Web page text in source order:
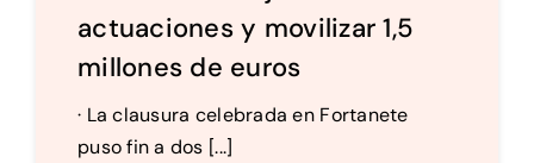
actuaciones y movilizar 1,5
millones de euros
· La clausura celebrada en Fortanete
puso fin a dos [...]